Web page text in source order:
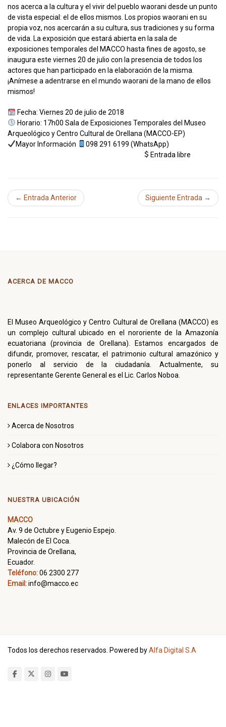
nos acerca a la cultura y el vivir del pueblo waorani desde un punto
de vista especial: el de ellos mismos. Los propios waorani en su
propia voz, nos acercarán a su cultura, sus tradiciones y su forma
de vida. La exposición que estará abierta en la sala de
exposiciones temporales del MACCO hasta fines de agosto, se
inaugura este viernes 20 de julio con la presencia de todos los
actores que han participado en la elaboración de la misma.
¡Anímese a adentrarse en el mundo waorani de la mano de ellos
mismos!
Fecha: Viernes 20 de julio de 2018
Horario: 17h00 Sala de Exposiciones Temporales del Museo
Arqueológico y Centro Cultural de Orellana (MACCO-EP)
Mayor Información
098 291 6199 (WhatsApp)
Entrada libre
← Entrada Anterior Siguiente Entrada →
ACERCA DE MACCO
El Museo Arqueológico y Centro Cultural de Orellana (MACCO) es
un complejo cultural ubicado en el nororiente de la Amazonía
ecuatoriana (provincia de Orellana). Estamos encargados de
difundir, promover, rescatar, el patrimonio cultural amazónico y
ponerlo al servicio de la ciudadanía. Actualmente, su
representante Gerente General es el Lic. Carlos Noboa.
ENLACES IMPORTANTES
Acerca de Nosotros
Colabora con Nosotros
¿Cómo llegar?
NUESTRA UBICACIÓN
MACCO
Av. 9 de Octubre y Eugenio Espejo.
Malecón de El Coca.
Provincia de Orellana,
Ecuador.
Teléfono:06 2300 277
Email:info@macco.ec
Todos los derechos reservados. Powered byAlfa Digital S.A